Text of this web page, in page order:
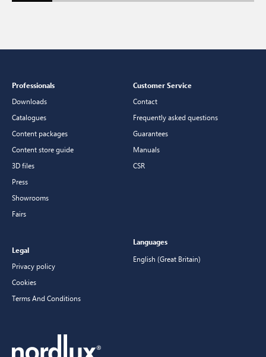
Professionals
Downloads
Catalogues
Content packages
Content store guide
3D files
Press
Showrooms
Fairs
Customer Service
Contact
Frequently asked questions
Guarantees
Manuals
CSR
Legal
Privacy policy
Cookies
Terms And Conditions
Languages
English (Great Britain)